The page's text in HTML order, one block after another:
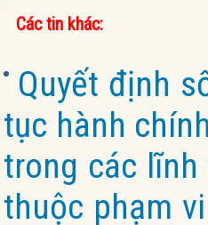
Các tin khác:
Quyết định
tục hành
trong các
thuộc phạm